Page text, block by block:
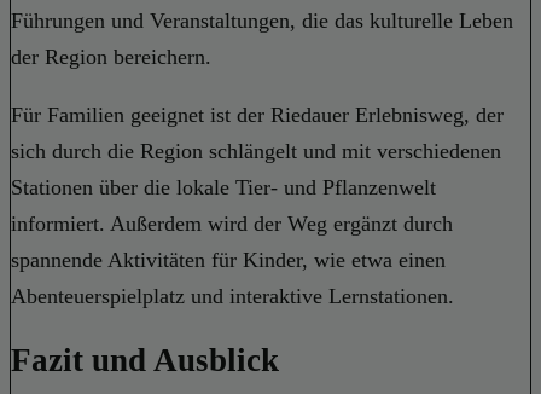
Führungen und Veranstaltungen, die das kulturelle Leben
der Region bereichern.
Für Familien geeignet ist der Riedauer Erlebnisweg, der
sich durch die Region schlängelt und mit verschiedenen
Stationen über die lokale Tier- und Pflanzenwelt
informiert. Außerdem wird der Weg ergänzt durch
spannende Aktivitäten für Kinder, wie etwa einen
Abenteuerspielplatz und interaktive Lernstationen.
Fazit und Ausblick